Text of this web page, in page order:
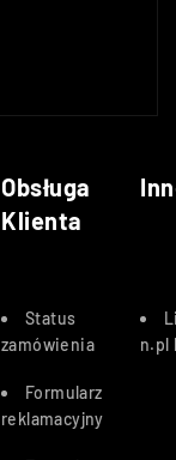
Obsługa
Klienta
Status
zamówienia
Formularz
reklamacyjny
n.pl